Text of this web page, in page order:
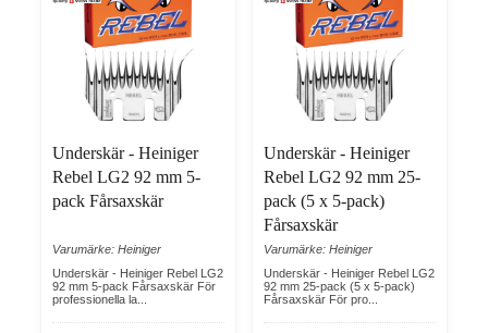
Underskär - Heiniger
Rebel LG2 92 mm 5-
pack Fårsaxskär
Varumärke: Heiniger
Underskär - Heiniger Rebel LG2
92 mm 5-pack Fårsaxskär För
professionella la...
Underskär - Heiniger
Rebel LG2 92 mm 25-
pack (5 x 5-pack)
Fårsaxskär
Varumärke: Heiniger
Underskär - Heiniger Rebel LG2
92 mm 25-pack (5 x 5-pack)
Fårsaxskär För pro...